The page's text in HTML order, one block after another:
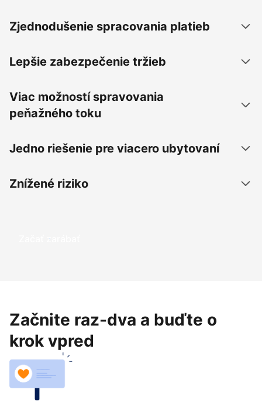
Zjednodušenie spracovania platieb
Lepšie zabezpečenie tržieb
Viac možností spravovania
peňažného toku
Jedno riešenie pre viacero ubytovaní
Znížené riziko
Začať zarábať
Začnite raz-dva a buďte o
krok vpred